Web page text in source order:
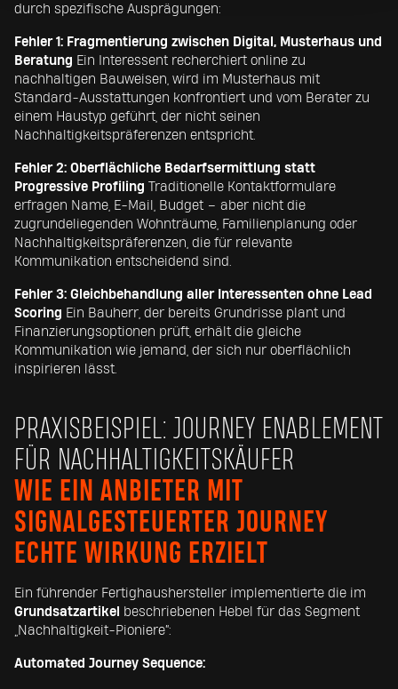
durch spezifische Ausprägungen:
Fehler 1: Fragmentierung zwischen Digital, Musterhaus und
Beratung Ein Interessent recherchiert online zu
nachhaltigen Bauweisen, wird im Musterhaus mit
Standard-Ausstattungen konfrontiert und vom Berater zu
einem Haustyp geführt, der nicht seinen
Nachhaltigkeitspräferenzen entspricht.
Fehler 2: Oberflächliche Bedarfsermittlung statt
Progressive Profiling Traditionelle Kontaktformulare
erfragen Name, E-Mail, Budget – aber nicht die
zugrundeliegenden Wohnträume, Familienplanung oder
Nachhaltigkeitspräferenzen, die für relevante
Kommunikation entscheidend sind.
Fehler 3: Gleichbehandlung aller Interessenten ohne Lead
Scoring Ein Bauherr, der bereits Grundrisse plant und
Finanzierungsoptionen prüft, erhält die gleiche
Kommunikation wie jemand, der sich nur oberflächlich
inspirieren lässt.
PRAXISBEISPIEL: JOURNEY ENABLEMENT
FÜR NACHHALTIGKEITSKÄUFER
WIE EIN ANBIETER MIT
SIGNALGESTEUERTER JOURNEY
ECHTE WIRKUNG ERZIELT
Ein führender Fertighaushersteller implementierte die im
Grundsatzartikel
beschriebenen Hebel für das Segment
„Nachhaltigkeit-Pioniere“:
Automated Journey Sequence: